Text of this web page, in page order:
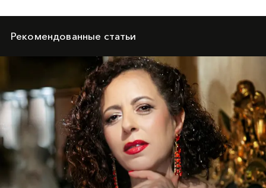
Рекомендованные статьи